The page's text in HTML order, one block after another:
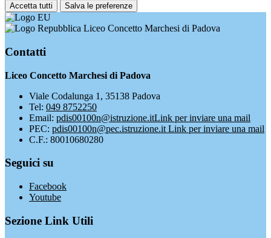
Accetta tutti Salva le preferenze
Liceo Concetto Marchesi di Padova
Contatti
Liceo Concetto Marchesi di Padova
Viale Codalunga 1, 35138 Padova
Tel: 049 8752250
Email: pdis00100n@istruzione.itLink per inviare una mail
PEC: pdis00100n@pec.istruzione.it Link per inviare una mail
C.F.: 80010680280
Seguici su
Facebook
Youtube
Sezione Link Utili